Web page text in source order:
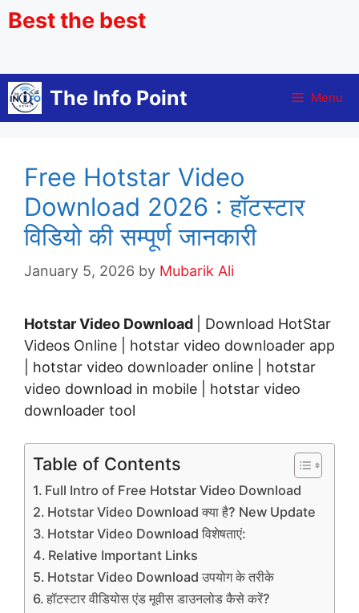
Best the best
The Info Point Menu
Free Hotstar Video
Download 2026 : हॉटस्टार
विडियो की सम्पूर्ण जानकारी
January 5, 2026 by Mubarik Ali
Hotstar Video Download
| Download HotStar
Videos Online | hotstar video downloader app
| hotstar video downloader online | hotstar
video download in mobile | hotstar video
downloader tool
Table of Contents
Full Intro of Free Hotstar Video Download
Hotstar Video Download क्या है? New Update
Hotstar Video Download विशेषताएं:
Relative Important Links
Hotstar Video Download उपयोग के तरीके
हॉटस्टार वीडियोस एंड मूवीस डाउनलोड कैसे करें?